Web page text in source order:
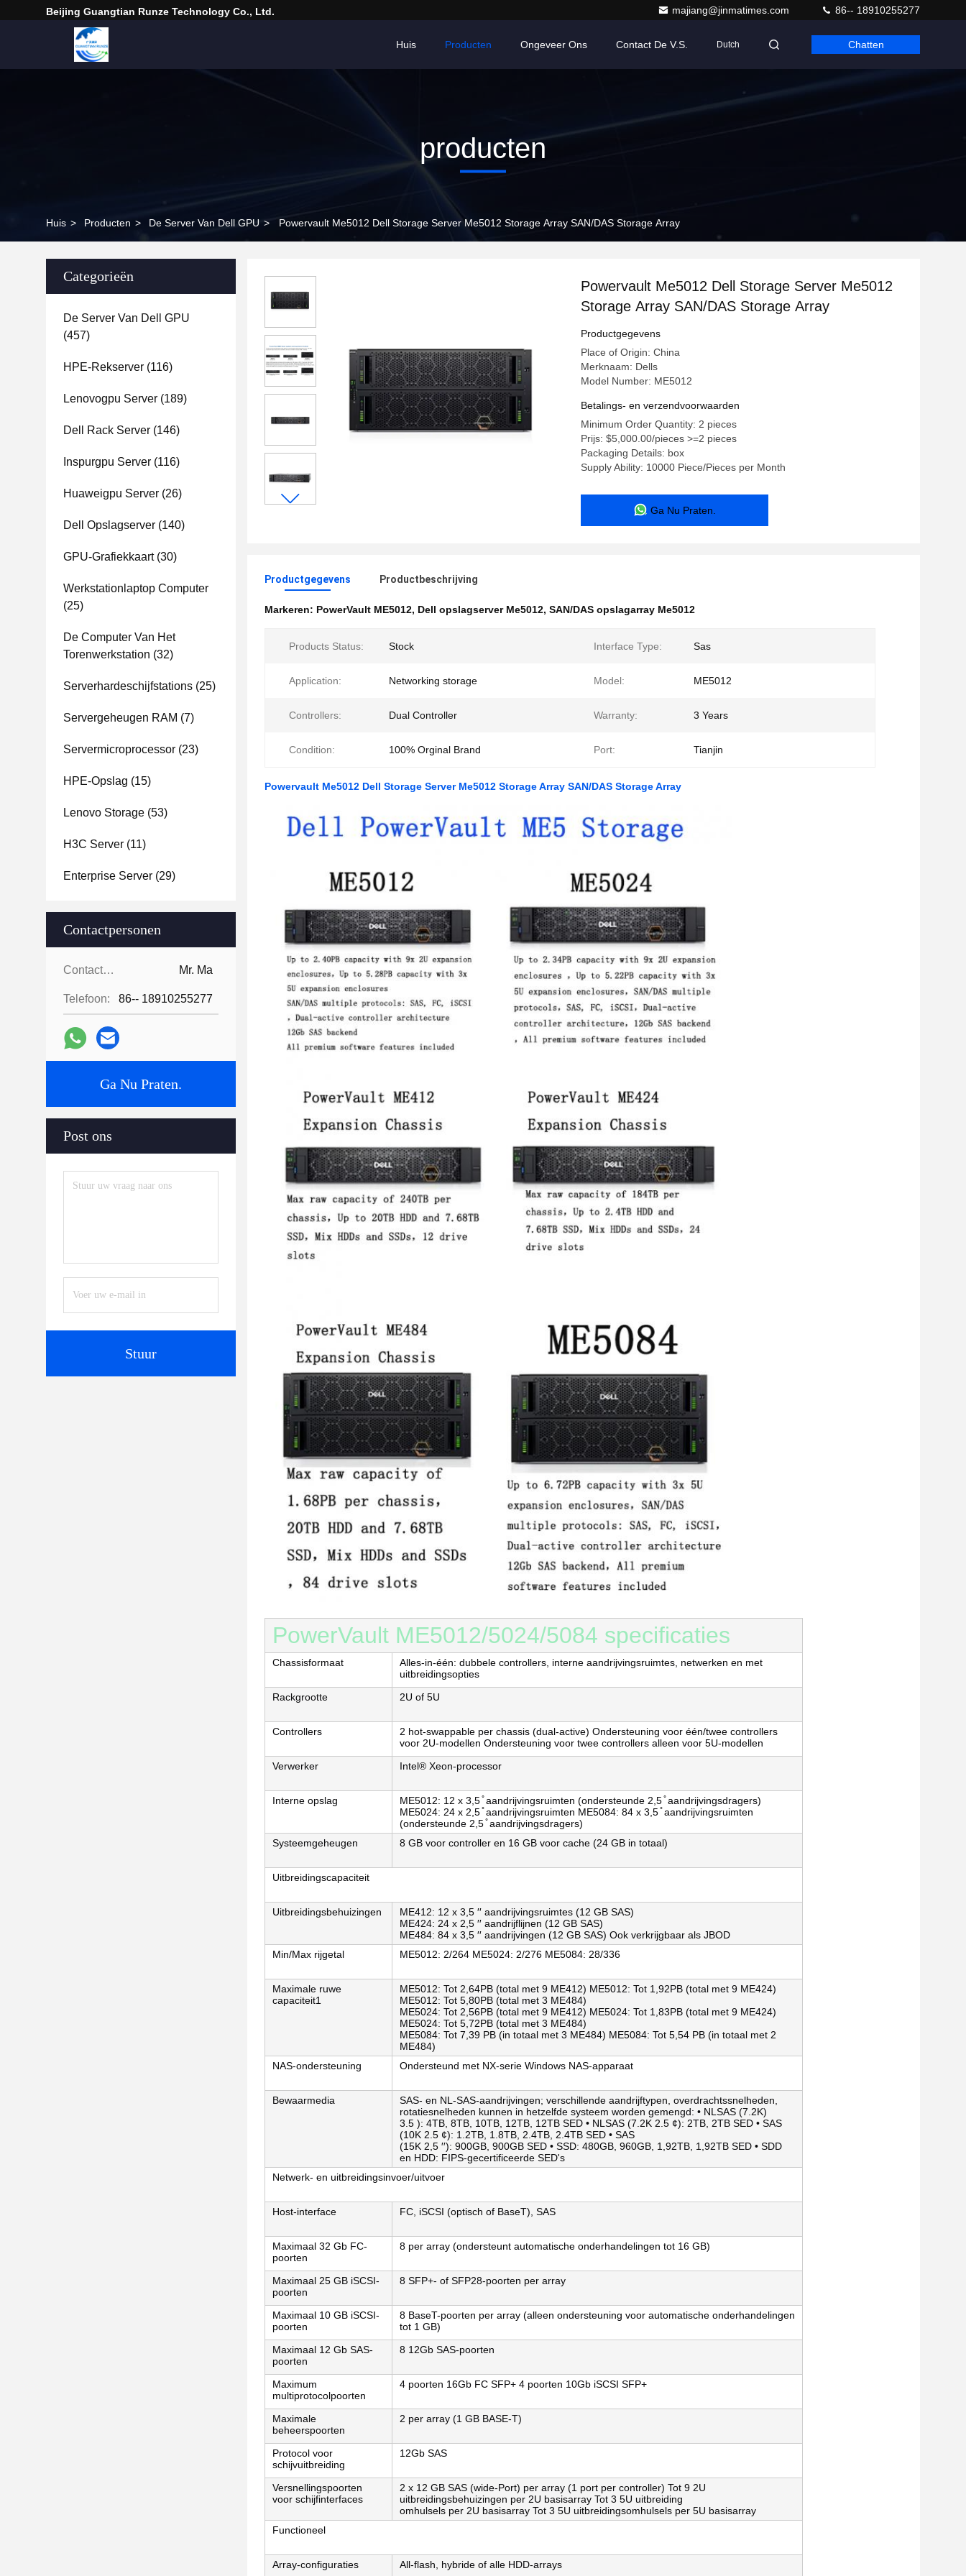
Beijing Guangtian Runze Technology Co., Ltd. majiang@jinmatimes.com 86-- 18910255277
Huis Producten Ongeveer Ons Contact De V.S. Dutch Chatten
producten
Huis > Producten > De Server Van Dell GPU > Powervault Me5012 Dell Storage Server Me5012 Storage Array SAN/DAS Storage Array
Categorieën
De Server Van Dell GPU
(457)
HPE-Rekserver (116)
Lenovogpu Server (189)
Dell Rack Server (146)
Inspurgpu Server (116)
Huaweigpu Server (26)
Dell Opslagserver (140)
GPU-Grafiekkaart(30)
Werkstationlaptop Computer
(25)
De Computer Van Het
Torenwerkstation (32)
Serverhardeschijfstations (25)
Servergeheugen RAM (7)
Servermicroprocessor (23)
HPE-Opslag (15)
Lenovo Storage (53)
H3C Server (11)
Enterprise Server (29)
Contactpersonen
Contactpersonen: Mr. Ma
Telefoon: 86-- 18910255277
Ga Nu Praten.
Post ons
Stuur
Powervault Me5012 Dell Storage Server Me5012
Storage Array SAN/DAS Storage Array
Productgegevens
Place of Origin: China
Merknaam: Dells
Model Number: ME5012
Betalings- en verzendvoorwaarden
Minimum Order Quantity: 2 pieces
Prijs: $5,000.00/pieces >=2 pieces
Packaging Details: box
Supply Ability: 10000 Piece/Pieces per Month
Ga Nu Praten.
Productgegevens Productbeschrijving
Markeren: PowerVault ME5012, Dell opslagserver Me5012, SAN/DAS opslagarray Me5012
Products Status: Stock Interface Type: Sas
Application: Networking storage Model: ME5012
Controllers: Dual Controller Warranty: 3 Years
Condition: 100% Orginal Brand Port: Tianjin
Powervault Me5012 Dell Storage Server Me5012 Storage Array SAN/DAS Storage Array
PowerVault ME5012/5024/5084 specificaties
Chassisformaat
Alles-in-één: dubbele controllers, interne aandrijvingsruimtes, netwerken en met
uitbreidingsopties
Rackgrootte
2U of 5U
Controllers
2 hot-swappable per chassis (dual-active) Ondersteuning voor één/twee controllers
voor 2U-modellen Ondersteuning voor twee controllers alleen voor 5U-modellen
Verwerker
Intel® Xeon-processor
Interne opslag
ME5012: 12 x 3,5 ̊ aandrijvingsruimten (ondersteunde 2,5 ̊ aandrijvingsdragers)
ME5024: 24 x 2,5 ̊ aandrijvingsruimten ME5084: 84 x 3,5 ̊ aandrijvingsruimten
(ondersteunde 2,5 ̊ aandrijvingsdragers)
Systeemgeheugen
8 GB voor controller en 16 GB voor cache (24 GB in totaal)
Uitbreidingscapaciteit
Uitbreidingsbehuizingen
ME412: 12 x 3,5 ′′ aandrijvingsruimtes (12 GB SAS)
ME424: 24 x 2,5 ′′ aandrijflijnen (12 GB SAS)
ME484: 84 x 3,5 ′′ aandrijvingen (12 GB SAS) Ook verkrijgbaar als JBOD
Min/Max rijgetal
ME5012: 2/264 ME5024: 2/276 ME5084: 28/336
Maximale ruwe
capaciteit1
ME5012: Tot 2,64PB (total met 9 ME412) ME5012: Tot 1,92PB (total met 9 ME424)
ME5012: Tot 5,80PB (total met 3 ME484)
ME5024: Tot 2,56PB (total met 9 ME412) ME5024: Tot 1,83PB (total met 9 ME424)
ME5024: Tot 5,72PB (total met 3 ME484)
ME5084: Tot 7,39 PB (in totaal met 3 ME484) ME5084: Tot 5,54 PB (in totaal met 2
ME484)
NAS-ondersteuning
Ondersteund met NX-serie Windows NAS-apparaat
Bewaarmedia
SAS- en NL-SAS-aandrijvingen; verschillende aandrijftypen, overdrachtssnelheden,
rotatiesnelheden kunnen in hetzelfde systeem worden gemengd: • NLSAS (7.2K)
3.5 ): 4TB, 8TB, 10TB, 12TB, 12TB SED • NLSAS (7.2K 2.5 ¢): 2TB, 2TB SED • SAS
(10K 2.5 ¢): 1.2TB, 1.8TB, 2.4TB, 2.4TB SED • SAS
(15K 2,5 ′′): 900GB, 900GB SED • SSD: 480GB, 960GB, 1,92TB, 1,92TB SED • SDD
en HDD: FIPS-gecertificeerde SED's
Netwerk- en uitbreidingsinvoer/uitvoer
Host-interface FC, iSCSI (optisch of BaseT), SAS
Maximaal 32 Gb FC-
poorten
8 per array (ondersteunt automatische onderhandelingen tot 16 GB)
Maximaal 25 GB iSCSI-
poorten
8 SFP+- of SFP28-poorten per array
Maximaal 10 GB iSCSI-
poorten
8 BaseT-poorten per array (alleen ondersteuning voor automatische onderhandelingen
tot 1 GB)
Maximaal 12 Gb SAS-
poorten
8 12Gb SAS-poorten
Maximum
multiprotocolpoorten
4 poorten 16Gb FC SFP+ 4 poorten 10Gb iSCSI SFP+
Maximale
beheerspoorten
2 per array (1 GB BASE-T)
Protocol voor
schijvuitbreiding
12Gb SAS
Versnellingspoorten
voor schijfinterfaces
2 x 12 GB SAS (wide-Port) per array (1 port per controller) Tot 9 2U
uitbreidingsbehuizingen per 2U basisarray Tot 3 5U uitbreiding
omhulsels per 2U basisarray Tot 3 5U uitbreidingsomhulsels per 5U basisarray
Functioneel
Array-configuraties All-flash, hybride of alle HDD-arrays